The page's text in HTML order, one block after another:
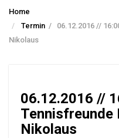
Home
Termin /
06.12.2016 //
Nikolaus
06.12.2016 //
Tennisfreunde
Nikolaus